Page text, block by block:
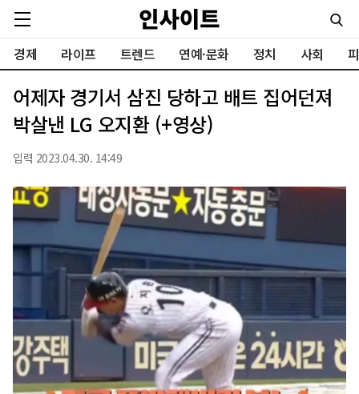
경제 라이프 트렌드 연예·문화 정치 사회
어제자 경기서 삼진 당하고 배트 집어던져
박살낸 LG 오지환 (+영상)
입력 2023.04.30. 14:49